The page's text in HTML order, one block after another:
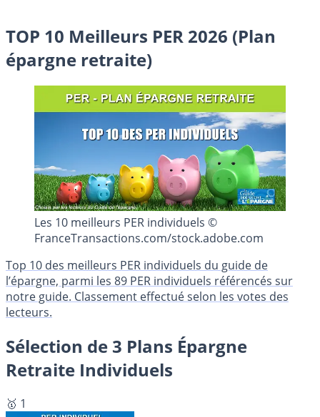
TOP 10 Meilleurs PER 2026 (Plan
épargne retraite)
Les 10 meilleurs PER individuels ©
FranceTransactions.com/stock.adobe.com
Top 10 des meilleurs PER individuels du guide de
l’épargne, parmi les 89 PER individuels référencés sur
notre guide. Classement effectué selon les votes des
lecteurs.
Sélection de 3 Plans Épargne
Retraite Individuels
🥇 1